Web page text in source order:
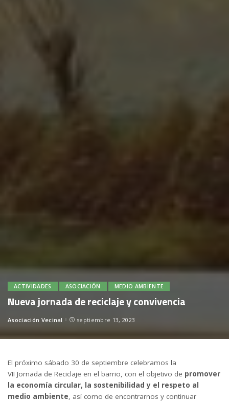
ACTIVIDADES ASOCIACIÓN MEDIO AMBIENTE
Nueva jornada de reciclaje y convivencia
Posted
Asociación Vecinal septiembre 13, 2023
El próximo sábado 30 de septiembre celebramos la
VII Jornada de Reciclaje en el barrio, con el objetivo de promover
la economía circular, la sostenibilidad y el respeto al
medio ambiente , así como de encontrarnos y continuar